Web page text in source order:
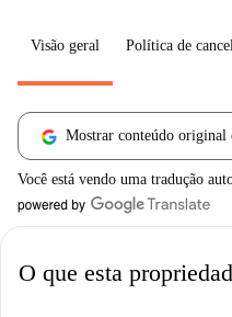
Visão geral Política de
Mostrar conteúdo original
Você está vendo uma tradução
O que esta